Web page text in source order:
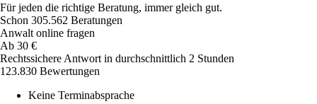
Für jeden die richtige Beratung, immer gleich gut.
Schon 305.562 Beratungen
Anwalt online fragen
Ab 30 €
Rechtssichere Antwort in durchschnittlich 2 Stunden
123.830 Bewertungen
Keine Terminabsprache